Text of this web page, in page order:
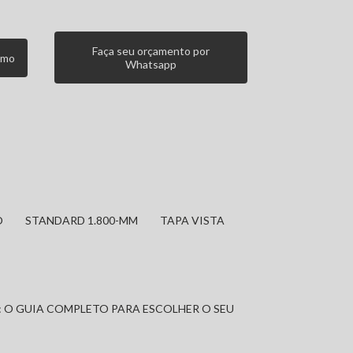
Faça seu orçamento por
Whatsapp
STANDARD 1.800-MM TAPA VISTA
GUIA COMPLETO PARA ESCOLHER O SEU